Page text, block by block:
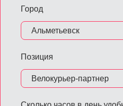
Город
Позиция